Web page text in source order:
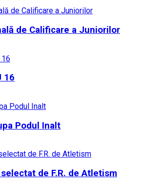
de Calificare a Juniorilor
16
Podul Inalt
de F.R. de Atletism